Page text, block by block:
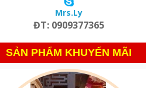
Mrs.Ly
ĐT: 0909377365
SẢN PHẨM KHUYẾN MÃI